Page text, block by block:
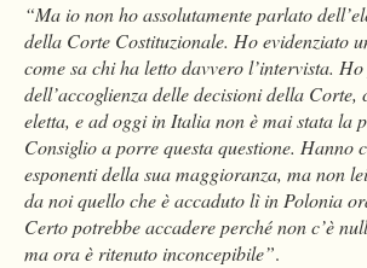
“Ma io non ho assolutamente parlato
della Corte Costituzionale. Ho evidenziato
come sa chi ha letto davvero l’intervista.
dell’accoglienza delle decisioni della Corte,
eletta, e ad oggi in Italia non è mai stata la
Consiglio a porre questa questione. Hanno
esponenti della sua maggioranza, ma non
da noi quello che è accaduto lì in Polonia
Certo potrebbe accadere perché non c’è
ma ora è ritenuto inconcepibile”.